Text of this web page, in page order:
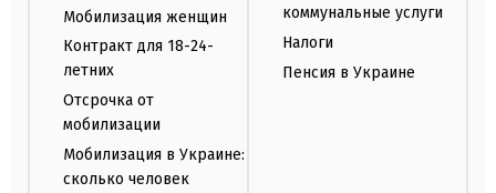
Мобилизация женщин
Контракт для 18-24-
летних
Отсрочка от
мобилизации
Мобилизация в Украине:
сколько человек
коммунальные услуги
Налоги
Пенсия в Украине